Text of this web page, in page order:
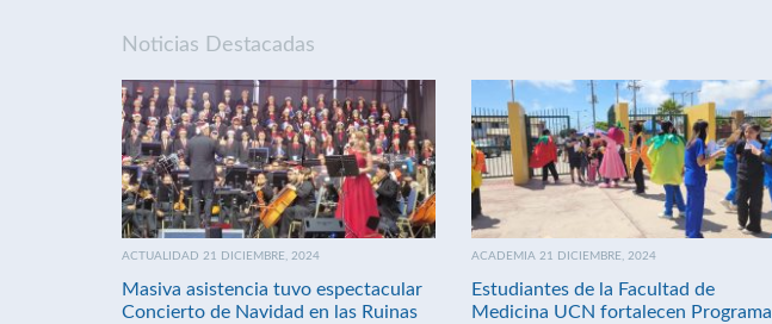
Noticias Destacadas
ACTUALIDAD 21 DICIEMBRE, 2024
Masiva asistencia tuvo espectacular
Concierto de Navidad en las Ruinas
ACADEMIA 21 DICIEMBRE, 2024
Estudiantes de la Facultad de
Medicina UCN fortalecen Programa